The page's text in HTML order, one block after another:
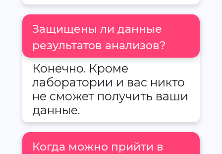
Защищены ли данные
результатов анализов?
Конечно. Кроме
лаборатории и вас никто
не сможет получить ваши
данные.
Когда можно прийти в